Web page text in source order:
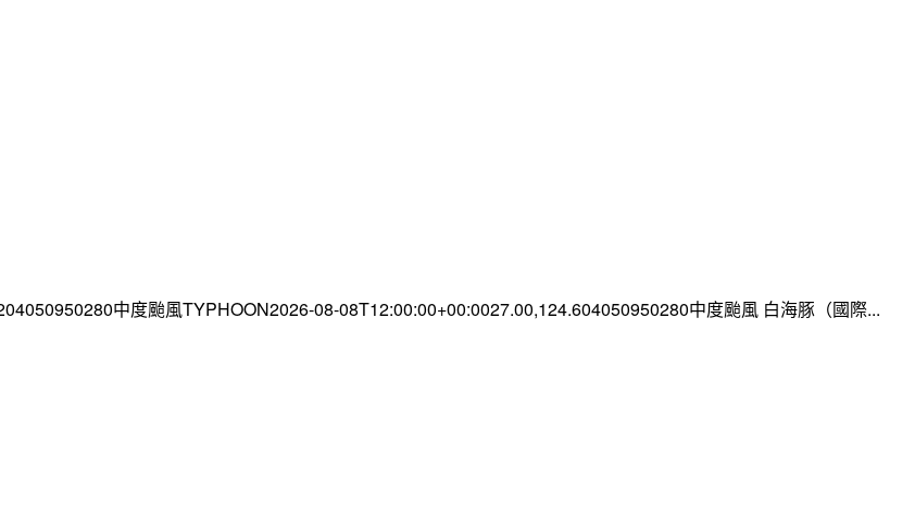
中度颱風TYPHOON2026-08-08T12:00:00+00:0027.00,124.604050950280中度颱風 白海豚（國際...